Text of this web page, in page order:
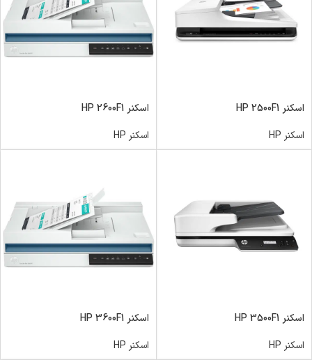
اسکنر HP 2500F1
اسکنر HP
اسکنر HP 2600F1
اسکنر HP
اسکنر HP 3500F1
اسکنر HP
اسکنر HP 3600F1
اسکنر HP